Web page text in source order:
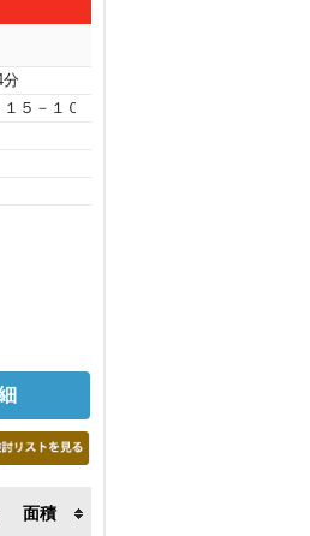
分
１５－１０
面積